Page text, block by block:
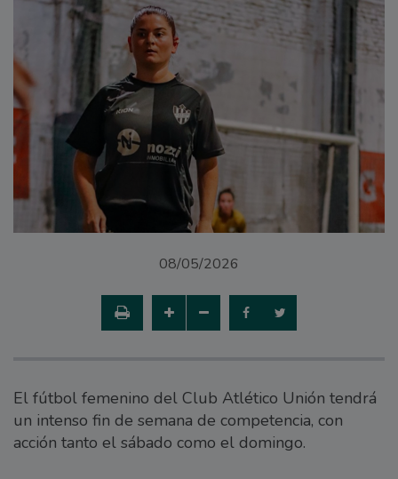
08/05/2026
El fútbol femenino del Club Atlético Unión tendrá
un intenso fin de semana de competencia, con
acción tanto el sábado como el domingo.